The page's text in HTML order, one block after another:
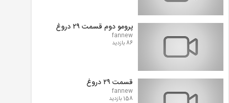
پرومو دوم قسمت ۲۹ دروغ
fannew
86 بازدید
قسمت ۲۹ دروغ
fannew
158 بازدید